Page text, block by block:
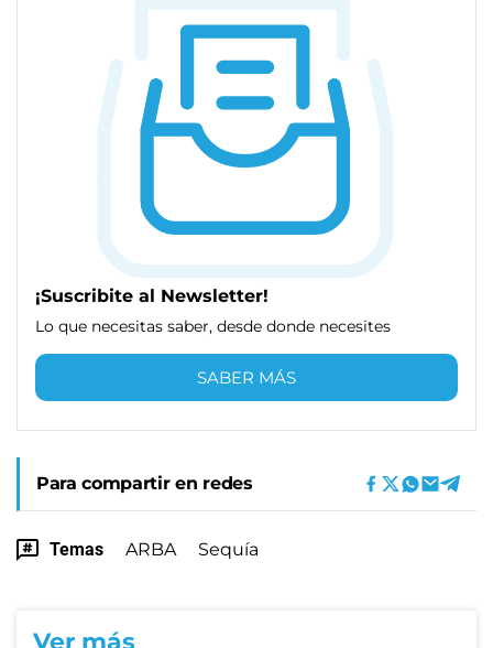
¡Suscribite al Newsletter!
Lo que necesitas saber, desde donde necesites
SABER MÁS
Para compartir en redes
Temas ARBA Sequía
Ver más